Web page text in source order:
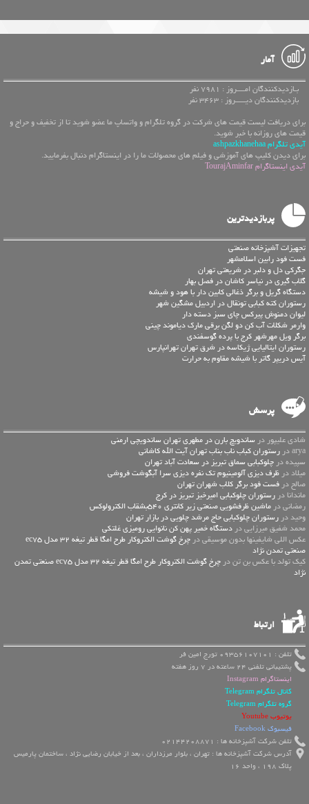
آمار
بـازدیدکنندگان امــــروز : 7981 نفر
بازدیدکنندگان دیـــــروز : 3463 نفر
برای دریافت لیست قیمت های شرکت در گروه تلگرام و واتساپ ما عضو شوید تا از تخفیف و حراج و
قیمت های روزانه با خبر شوید.
آیدی تلگرام ashpazkhanehaa
برای دیدن کلیپ های آموزشی و فیلم های محصولات ما را در اینستاگرام دنبال بفرمایید.
آیدی اینستاگرام TourajAminfar
پربازدیدترین
تجهیزات آشپزخانه صنعتی
فست فود رابین اسلامشهر
جگرکی دل و دلبر در شریعتی تهران
گلاب گیری در نیاسر کاشان در فصل بهار
دستگاه گریل و برگر ذغالی کابین دار با هود و شیشه
رستوران کته کبابی تونقال در اردبیل مشگین شهر
لیوان دمنوش پیرکس چای سبز دسته دار
وارمر شکلات آب کن دو لگن برقی مارک دیاموند چینی
برگر ویل مهرشهر کرج با پرده گوسفندی
رستوران ایتالیایی ژیکاسه در شرق تهران تهرانپارس
آیس دریپر گاتر با شیشه مقاوم به حرارت
پرسش
شادی علیپور در ساندویچ بارن در مطهری تهران ساندویچی ارمنی
arya در
رستوران کباب ناب بناب تهران آیت الله کاشانی
سپیده در چلوکبابی سماق تبریز در سعادت آباد تهران
میلاد در ظرف دیزی آلومینیوم تک نفره دیزی سرا آبگوشت فروشی
صالح در فست فود برگر کلاب شهران تهران
ماندانا در رستوران چلوکبابی امیرخیز تبریز در کرج
رمضانی در ماشین ظرفشویی صنعتی زیر کانتری 540بشقاب الکترولوکس
وحید در رستوران چلوکبابی حاج مرشد چلویی در بازار تهران
محمد شفیق میرزایی در دستگاه خمیر پهن کن نانوایی رومیزی غلتکی
عكس اللي شايفينها بدون موسيقى در
چرخ گوشت الکتروکار طرح امگا قطر تیغه 32 مدل ec75
صنعتی تمدن نژاد
کیک تولد با عکس بن تن در
چرخ گوشت الکتروکار طرح امگا قطر تیغه 32 مدل ec75 صنعتی تمدن
نژاد
ارتباط
تلفن : 09356107101 تورج امین فر
پشتیبانی تلفنی 24 ساعته در 7 روز هفته
اینستاگرام Instagram
کانال تلگرام Telegram
گروه تلگرام Telegram
یوتیوب Youtube
فیسبوک Facebook
تلفن شرکت آشپزخانه ها : 02144208871
آدرس شرکت آشپزخانه ها : تهران ، بلوار مرزداران ، بعد از خیابان رضایی نژاد ، ساختمان پارمیس
پلاک 198 ، واحد 16